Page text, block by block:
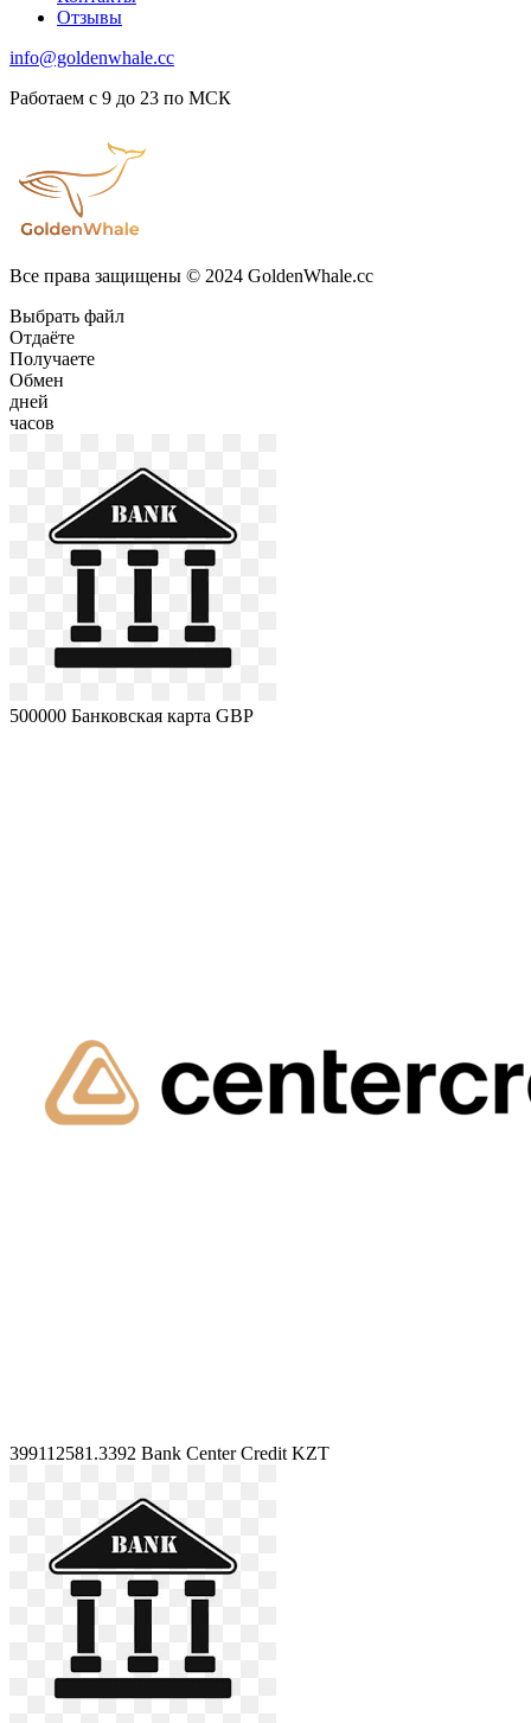
Отзывы
info@goldenwhale.cc
Работаем с 9 до 23 по МСК
Все права защищены © 2024 GoldenWhale.cc
Выбрать файл
Отдаёте
Получаете
Обмен
дней
часов
500000 Банковская карта GBP
399112581.3392 Bank Center Credit KZT